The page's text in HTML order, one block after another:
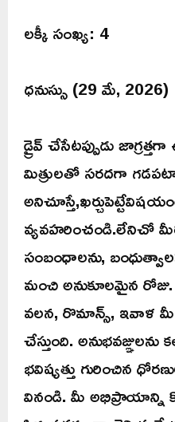
లక్కీ సంఖ్య: 4
ధనుస్సు (29 మే, 2026)
డ్రైవ్ చేసేటప్పుడు
మిత్రులతో సరదగా
వ్యవహరించండి.లేనిచో
సంబంధాలను,
మంచి అనుకూలమైన
వలన, రొమాన్స్, ఇవాళ మీ
చేస్తుంది. అనుభవజ్ఞులను
భవిష్యత్తు గురించిన
వినండి. మీ అభిప్రాయాన్ని